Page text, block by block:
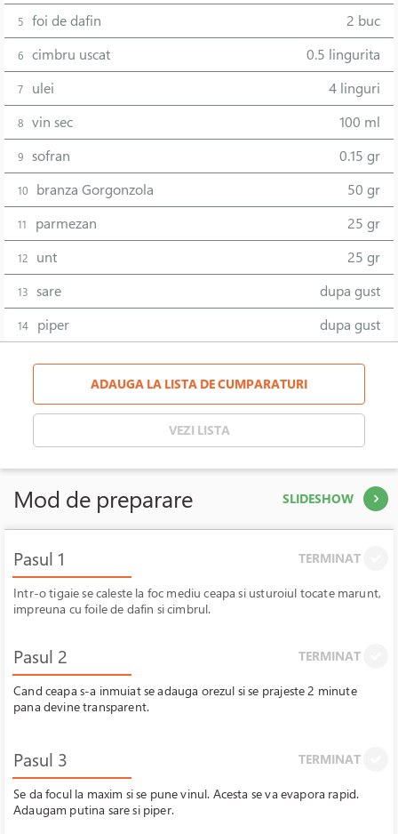
5 foi de dafin 2 buc
6 cimbru uscat 0.5 lingurita
7 ulei 4 linguri
8 vin sec 100 ml
9 sofran 0.15 gr
10 branza Gorgonzola 50 gr
11 parmezan 25 gr
12 unt 25 gr
13 sare dupa gust
14 piper dupa gust
ADAUGA LA LISTA DE CUMPARATURI
VEZI LISTA
Mod de preparare SLIDESHOW
Pasul 1 TERMINAT
Intr-o tigaie se caleste la foc mediu ceapa si usturoiul tocate marunt,
impreuna cu foile de dafin si cimbrul.
Pasul 2 TERMINAT
Cand ceapa s-a inmuiat se adauga orezul si se prajeste 2 minute
pana devine transparent.
Pasul 3 TERMINAT
Se da focul la maxim si se pune vinul. Acesta se va evapora rapid.
Adaugam putina sare si piper.